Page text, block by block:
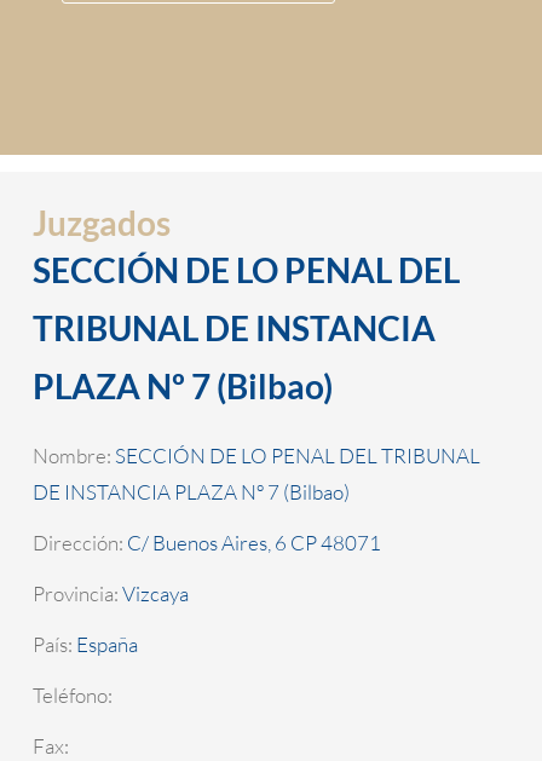
Juzgados
SECCIÓN DE LO PENAL DEL
TRIBUNAL DE INSTANCIA
PLAZA Nº 7 (Bilbao)
Nombre: SECCIÓN DE LO PENAL DEL TRIBUNAL
DE INSTANCIA PLAZA Nº 7 (Bilbao)
Dirección: C/ Buenos Aires, 6 CP 48071
Provincia:Vizcaya
País: España
Teléfono:
Fax: